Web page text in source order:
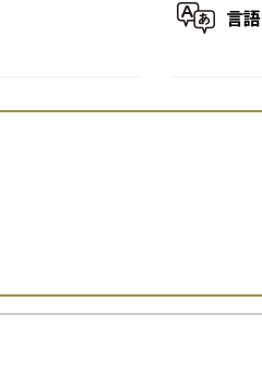
言語